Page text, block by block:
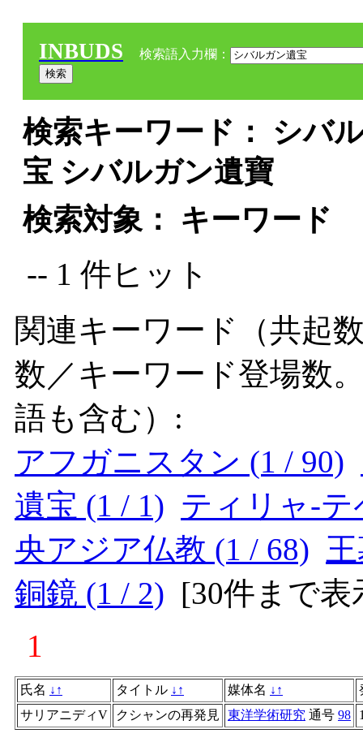
INBUDS 検索語入力欄：
検索キーワード： シバ
宝 シバルガン遺寶
検索対象： キーワード
-- 1 件ヒット
関連キーワード（共起
数／キーワード登場数
語も含む）:
アフガニスタン (1 / 90)
遺宝 (1 / 1) ティリャ-テ
央アジア仏教 (1 / 68)
銅鏡 (1 / 2) [30件まで表
1
氏名 ↓ ↑ タイトル ↓ ↑ 媒体名 ↓ ↑
サリアニディV
クシャンの再発見 東洋学術研究 通号 98